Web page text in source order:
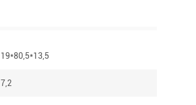
19*80,5*13,5
7,2